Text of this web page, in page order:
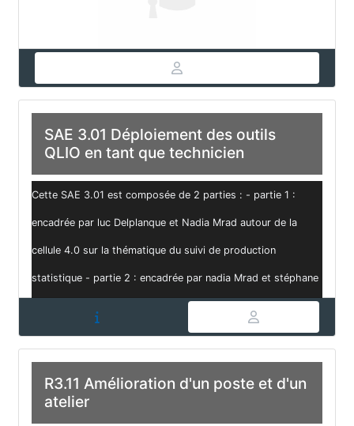
SAE 3.01 Déploiement des outils
QLIO en tant que technicien
Cette SAE 3.01 est composée de 2 parties : - partie 1 :
encadrée par luc Delplanque et Nadia Mrad autour de la
cellule 4.0 sur la thématique du suivi de production
statistique - partie 2 : encadrée par nadia Mrad et stéphane
R3.11 Amélioration d'un poste et d'un
atelier